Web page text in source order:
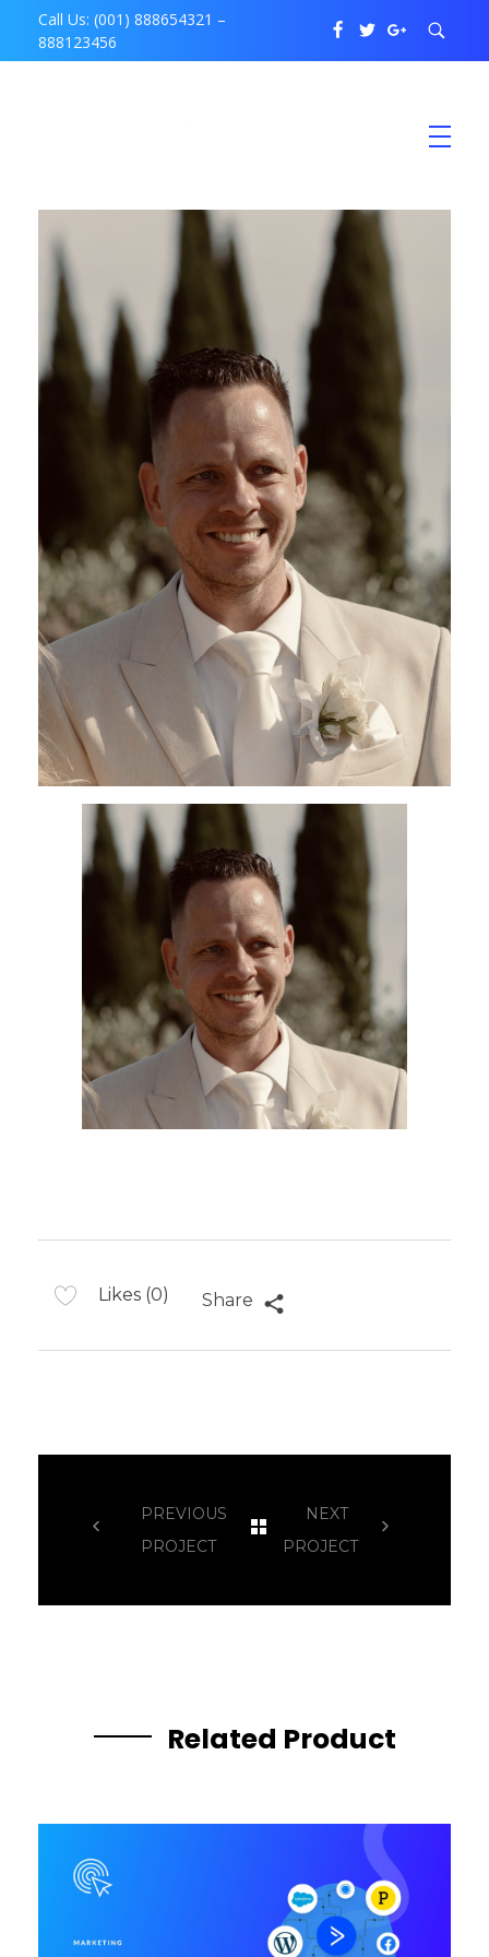
Call Us: (001) 888654321 –
888123456
Likes (0) Share
PREVIOUS
PROJECT
NEXT
PROJECT
Related Product